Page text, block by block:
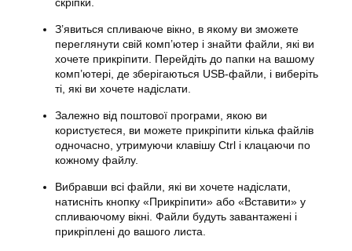
З’явиться спливаюче вікно, в якому ви зможете
переглянути свій комп’ютер і знайти файли, які ви
хочете прикріпити. Перейдіть до папки на вашому
комп’ютері, де зберігаються USB-файли, і виберіть
ті, які ви хочете надіслати.
Залежно від поштової програми, якою ви
користуєтеся, ви можете прикріпити кілька файлів
одночасно, утримуючи клавішу Ctrl і клацаючи по
кожному файлу.
Вибравши всі файли, які ви хочете надіслати,
натисніть кнопку «Прикріпити» або «Вставити» у
спливаючому вікні. Файли будуть завантажені і
прикріплені до вашого листа.